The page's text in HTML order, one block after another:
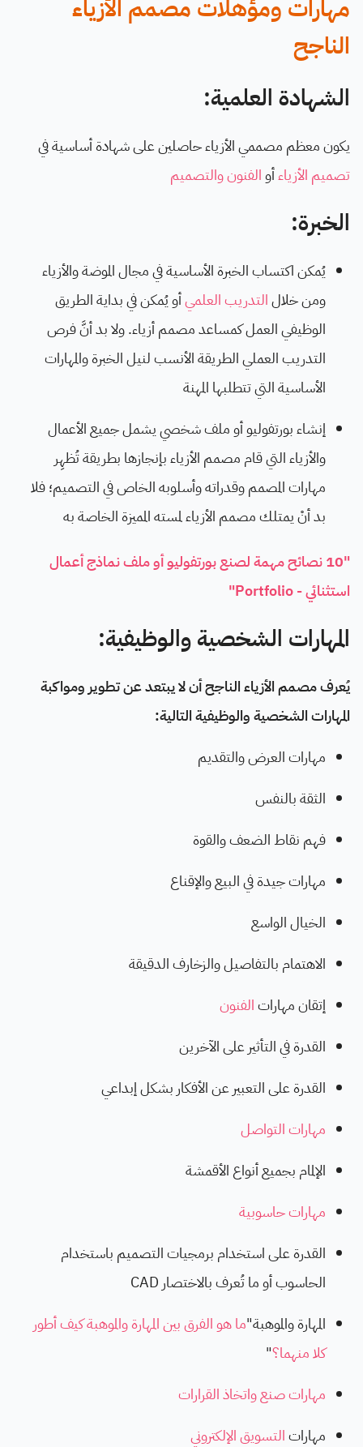
مهارات ومؤهلات مصمم الأزياء
الناجح
الشهادة العلمية:
يكون معظم مصممي الأزياء حاصلين على شهادة أساسية في
تصميم الأزياءأوالفنون والتصميم
الخبرة:
يُمكن اكتساب الخبرة الأساسية في مجال الموضة والأزياء
ومن خلالالتدريب العلميأو يُمكن في بداية الطريق
الوظيفي العمل كمساعد مصمم أزياء. ولا بد أنَّ فرص
التدريب العملي الطريقة الأنسب لنيل الخبرة والمهارات
الأساسية التي تتطلبها المهنة
إنشاء بورتفوليو أو ملف شخصي يشمل جميع الأعمال
والأزياء التي قام مصمم الأزياء بإنجازها بطريقة تُظهِر
مهارات المصمم وقدراته وأسلوبه الخاص في التصميم؛ فلا
بد أنْ يمتلك مصمم الأزياء لمسته المميزة الخاصة به
"10 نصائح مهمة لصنع بورتفوليو أو ملف نماذج أعمال
استثنائي - Portfolio"
المهارات الشخصية والوظيفية:
يُعرف مصمم الأزياء الناجح أن لا يبتعد عن تطوير ومواكبة
المهارات الشخصية والوظيفية التالية:
مهارات العرض والتقديم
الثقة بالنفس
فهم نقاط الضعف والقوة
مهارات جيدة في البيع والإقناع
الخيال الواسع
الاهتمام بالتفاصيل والزخارف الدقيقة
إتقان مهاراتالفنون
القدرة في التأثير على الآخرين
القدرة على التعبير عن الأفكار بشكل إبداعي
مهارات التواصل
الإلمام بجميع أنواع الأقمشة
مهارات حاسوبية
القدرة على استخدام برمجيات التصميم باستخدام
الحاسوب أو ما تُعرف بالاختصار CAD
المهارة والموهبة"ما هو الفرق بين المهارة والموهبة كيف أطور
كلا منهما؟"
مهارات صنع واتخاذ القرارات
مهاراتالتسويق الإلكتروني